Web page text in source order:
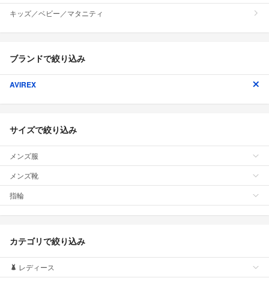
キッズ／ベビー／マタニティ
ブランドで絞り込み
AVIREX
サイズで絞り込み
メンズ服
メンズ靴
指輪
カテゴリで絞り込み
レディース